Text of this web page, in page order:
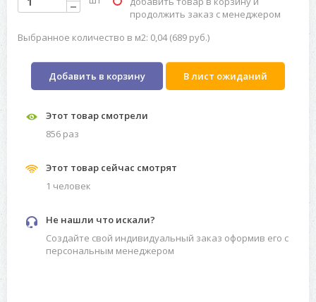
продолжить заказ с менеджером
Выбранное количество в м2: 0,04 (689 руб.)
Добавить в корзину В лист ожиданий
Этот товар смотрели
856 раз
Этот товар сейчас смотрят
1 человек
Не нашли что искали?
Создайте свой индивидуальный заказ оформив его с
персональным менеджером